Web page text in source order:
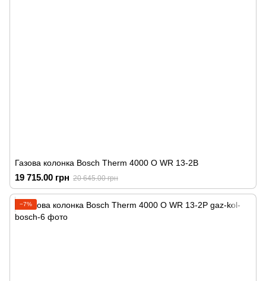
Газова колонка Bosch Therm 4000 O WR 13-2B
19 715.00 грн 20 645.00 грн
−7%